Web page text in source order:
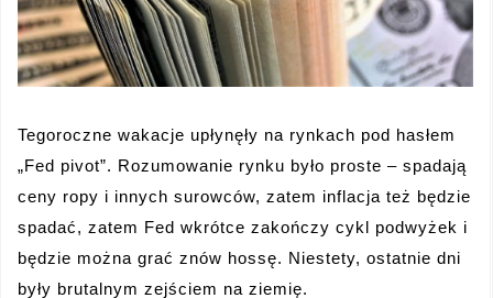
Tegoroczne wakacje upłynęły na rynkach pod hasłem
„Fed pivot”. Rozumowanie rynku było proste – spadają
ceny ropy i innych surowców, zatem inflacja też będzie
spadać, zatem Fed wkrótce zakończy cykl podwyżek i
będzie można grać znów hossę. Niestety, ostatnie dni
były brutalnym zejściem na ziemię.